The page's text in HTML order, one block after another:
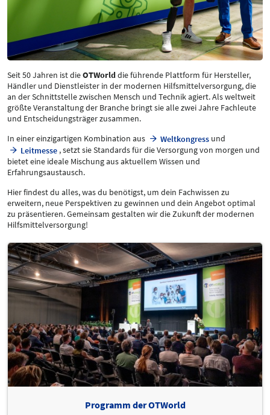
Seit 50 Jahren ist dieOTWorlddie führende Plattform für Hersteller,
Händler und Dienstleister in der modernen Hilfsmittelversorgung, die
an der Schnittstelle zwischen Mensch und Technik agiert. Als weltweit
größte Veranstaltung der Branche bringt sie alle zwei Jahre Fachleute
und Entscheidungsträger zusammen.
In einer einzigartigen Kombination aus
Weltkongressund
Leitmesse, setzt sie Standards für die Versorgung von morgen und
bietet eine ideale Mischung aus aktuellem Wissen und
Erfahrungsaustausch.
Hier findest du alles, was du benötigst, um dein Fachwissen zu
erweitern, neue Perspektiven zu gewinnen und dein Angebot optimal
zu präsentieren. Gemeinsam gestalten wir die Zukunft der modernen
Hilfsmittelversorgung!
Programm der OTWorld